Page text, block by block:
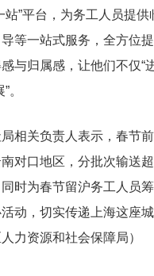
站”平台，为务工人员提供
等一站式服务，全方位
与归属感，让他们不仅“
。
关负责人表示，春节前
对口地区，分批次输送
时为春节留沪务工人员筹
动，切实传递上海这座
力资源和社会保障局）